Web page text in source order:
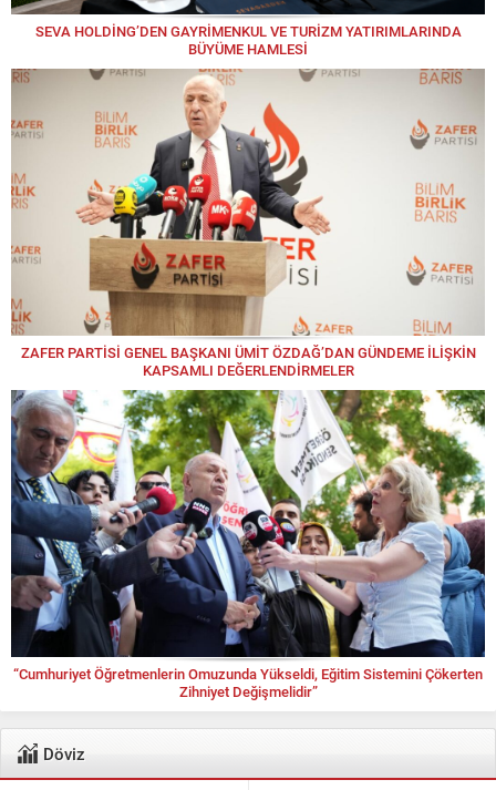
SEVA HOLDİNG’DEN GAYRİMENKUL VE TURİZM YATIRIMLARINDA
BÜYÜME HAMLESİ
ZAFER PARTİSİ GENEL BAŞKANI ÜMİT ÖZDAĞ’DAN GÜNDEME İLİŞKİN
KAPSAMLI DEĞERLENDİRMELER
“Cumhuriyet Öğretmenlerin Omuzunda Yükseldi, Eğitim Sistemini Çökerten
Zihniyet Değişmelidir”
Döviz